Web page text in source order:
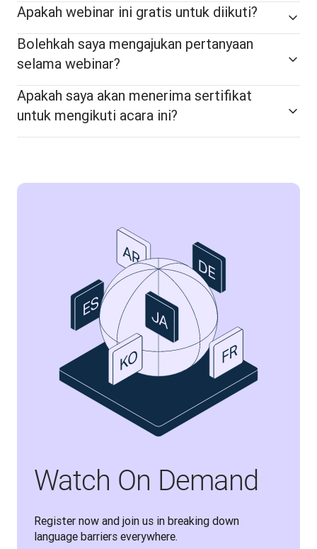
Apakah webinar ini gratis untuk diikuti?
Bolehkah saya mengajukan pertanyaan
selama webinar?
Apakah saya akan menerima sertifikat
untuk mengikuti acara ini?
Watch On Demand
Register now and join us in breaking down
language barriers everywhere.